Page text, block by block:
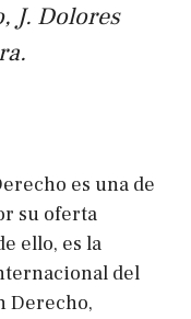
J. Dolores
es una de
su oferta
ello, es la
del
Derecho,